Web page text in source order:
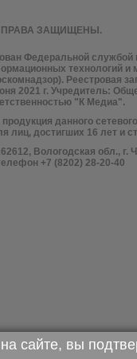
ПРАВА ЗАЩИЩЕНЫ.
Федеральной службой
технологий и
Реестровая
2021 г. Учредитель:
"К Медиа".
данного
лиц, достигших 16 лет и
Вологодская обл., г.
+7 (8202) 28-20-40
сайте, вы